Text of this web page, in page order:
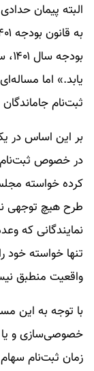
البته پیمان
یابد.» اما
ثبت‌نام
بر این اساس در
در خصوص ثبت‌نام
کرده خواسته
طرح هیچ توجهی
نمایندگانی که
تنها خواسته خود
واقعیت منطبق
با توجه به این
خصوصی‌سازی و یا
زمان ثبت‌نام